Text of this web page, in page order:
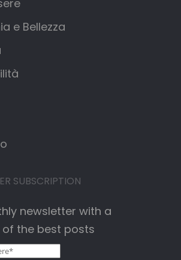
e Bellezza
SUBSCRIPTION
newsletter with a
the best posts